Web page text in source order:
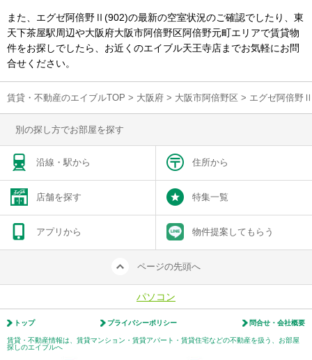
また、エグゼ阿倍野Ⅱ(902)の最新の空室状況のご確認でしたり、東
天下茶屋駅周辺や大阪府大阪市阿倍野区阿倍野元町エリアで賃貸物
件をお探しでしたら、お近くのエイブル天王寺店までお気軽にお問
合せください。
賃貸・不動産のエイブルTOP > 大阪府 > 大阪市阿倍野区 > エグゼ阿倍野
別の探し方でお部屋を探す
沿線・駅から 住所から
店舗を探す 特集一覧
アプリから 物件提案してもらう
ページの先頭へ
パソコン
トップ プライバシーポリシー 問合せ・会社概要
賃貸・不動産情報は、賃貸マンション・賃貸アパート・賃貸住宅などの不動産を扱う、お部屋
探しのエイブルへ